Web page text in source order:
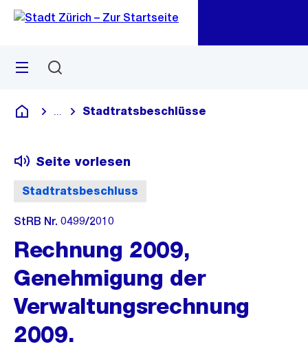
Navigation
Sprunglink
Menü
Deutsch
Blende alle Breadcrumbs ein
Stadtratsbeschlüsse
Stadtratsbeschluss
Seite vorlesen
StRB Nr. 0499/2010
Rechnung 2009,
Genehmigung der
Verwaltungsrechnung
2009.